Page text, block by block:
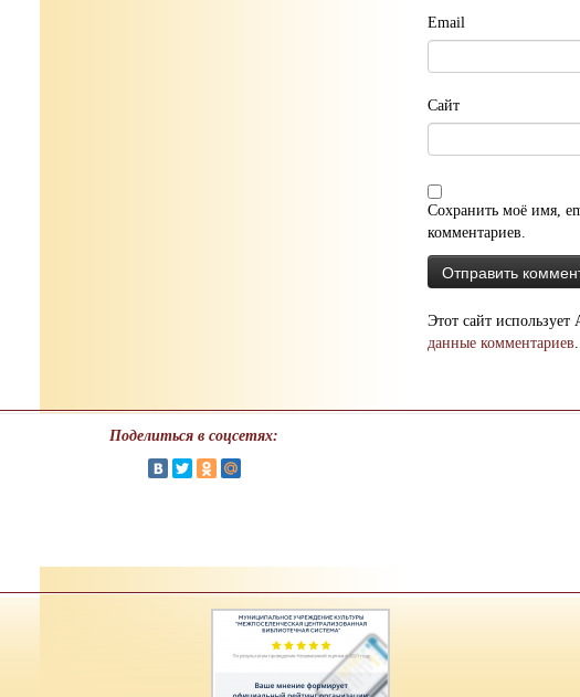
Email
Сайт
Сохранить моё имя,
комментариев.
Этот сайт
данные комментариев.
Поделиться в соцсетях: